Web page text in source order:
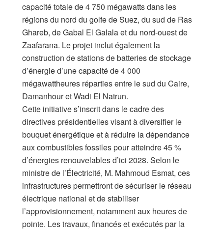
capacité totale de 4 750 mégawatts dans les
régions du nord du golfe de Suez, du sud de Ras
Ghareb, de Gabal El Galala et du nord-ouest de
Zaafarana. Le projet inclut également la
construction de stations de batteries de stockage
d’énergie d’une capacité de 4 000
mégawattheures réparties entre le sud du Caire,
Damanhour et Wadi El Natrun.
Cette initiative s’inscrit dans le cadre des
directives présidentielles visant à diversifier le
bouquet énergétique et à réduire la dépendance
aux combustibles fossiles pour atteindre 45 %
d’énergies renouvelables d’ici 2028. Selon le
ministre de l’Électricité, M. Mahmoud Esmat, ces
infrastructures permettront de sécuriser le réseau
électrique national et de stabiliser
l’approvisionnement, notamment aux heures de
pointe. Les travaux, financés et exécutés par la